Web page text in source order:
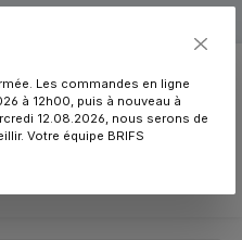
Les commandes en ligne
à 12h00, puis à nouveau à
12.08.2026, nous serons de
Votre équipe BRIFS